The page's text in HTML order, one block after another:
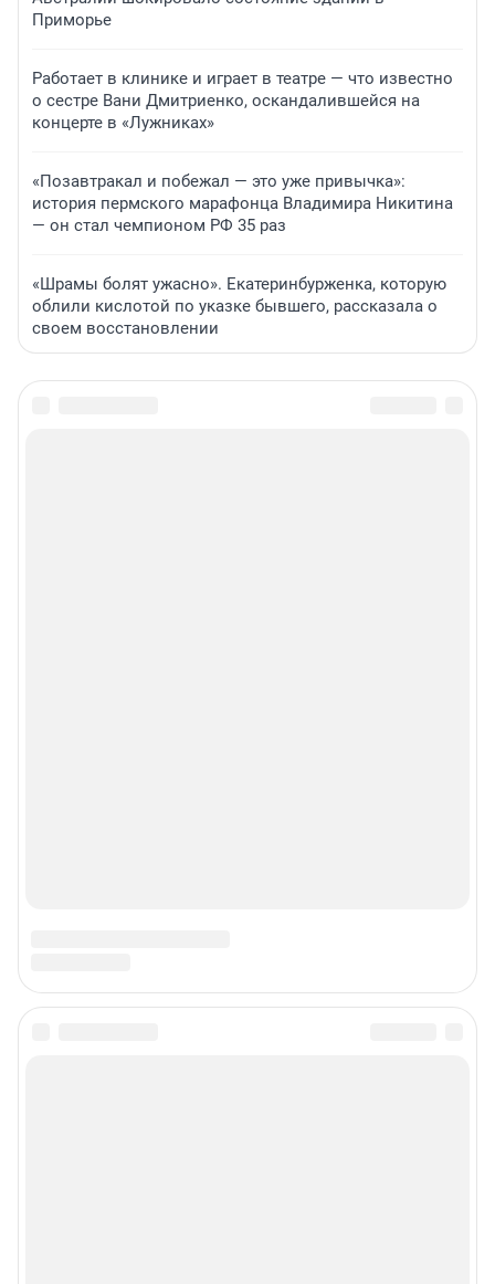
Приморье
Работает в клинике и играет в театре — что известно
о сестре Вани Дмитриенко, оскандалившейся на
концерте в «Лужниках»
«Позавтракал и побежал — это уже привычка»:
история пермского марафонца Владимира Никитина
— он стал чемпионом РФ 35 раз
«Шрамы болят ужасно». Екатеринбурженка, которую
облили кислотой по указке бывшего, рассказала о
своем восстановлении